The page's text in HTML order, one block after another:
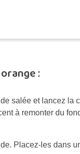
:
salée et lancez la
à remonter du
Placez-les dans